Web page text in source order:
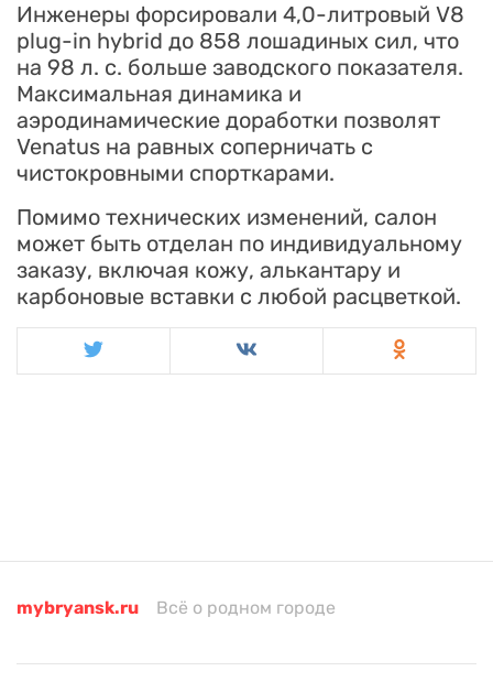
Инженеры форсировали 4,0-литровый V8
plug-in hybrid до 858 лошадиных сил, что
на 98 л. с. больше заводского показателя.
Максимальная динамика и
аэродинамические доработки позволят
Venatus на равных соперничать с
чистокровными спорткарами.
Помимо технических изменений, салон
может быть отделан по индивидуальному
заказу, включая кожу, алькантару и
карбоновые вставки с любой расцветкой.
mybryansk.ru Всё о родном городе